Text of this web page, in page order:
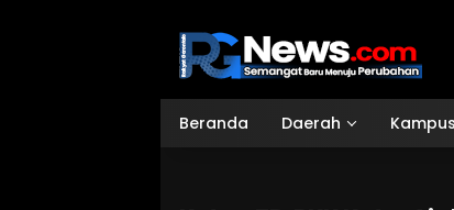
Beranda Daerah Kampus